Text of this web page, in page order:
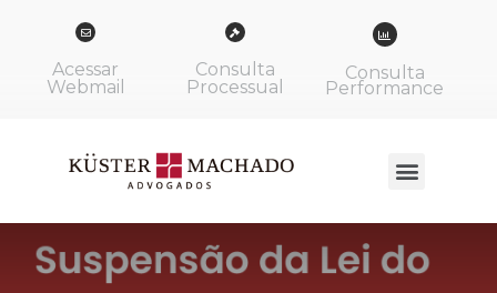
Acessar
Webmail
Consulta
Processual
Consulta
Performance